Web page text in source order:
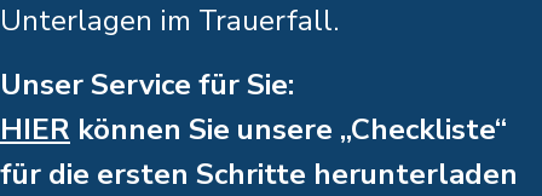
Unterlagen im Trauerfall.
Unser Service für Sie:
HIER können Sie unsere „Checkliste“
für die ersten Schritte herunterladen